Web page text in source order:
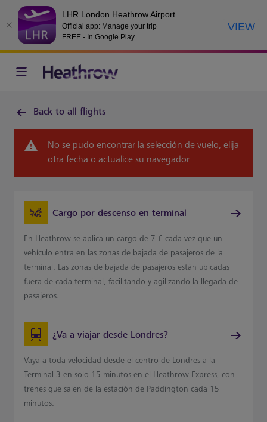
LHR London Heathrow Airport
Official app: Manage your trip
FREE - In Google Play
VIEW
Back to all flights
No se pudo encontrar la selección de vuelo, elija
otra fecha o actualice su navegador
Cargo por descenso en terminal
En Heathrow se aplica un cargo de 7 £ cada vez que un
vehículo entra en las zonas de bajada de pasajeros de la
terminal. Las zonas de bajada de pasajeros están ubicadas
fuera de cada terminal, facilitando y agilizando la llegada de
pasajeros.
¿Va a viajar desde Londres?
Vaya a toda velocidad desde el centro de Londres a la
Terminal 3 en solo 15 minutos en el Heathrow Express, con
trenes que salen de la estación de Paddington cada 15
minutos.